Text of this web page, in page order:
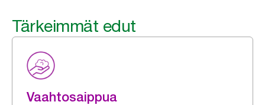
Tärkeimmät edut
Vaahtosaippua